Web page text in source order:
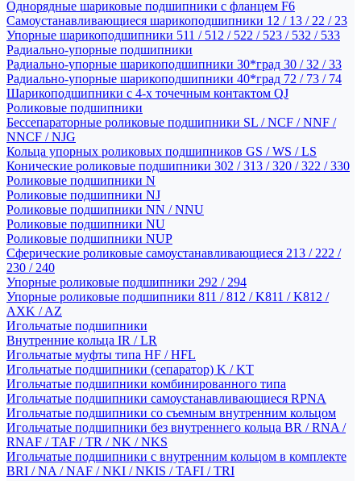
Однорядные шариковые подшипники с фланцем F6
Самоустанавливающиеся шарикоподшипники 12 / 13 / 22 / 23
Упорные шарикоподшипники 511 / 512 / 522 / 523 / 532 / 533
Радиально-упорные подшипники
Радиально-упорные шарикоподшипники 30*град 30 / 32 / 33
Радиально-упорные шарикоподшипники 40*град 72 / 73 / 74
Шарикоподшипники с 4-х точечным контактом QJ
Роликовые подшипники
Бессепараторные роликовые подшипники SL / NCF / NNF /
NNCF / NJG
Кольца упорных роликовых подшипников GS / WS / LS
Конические роликовые подшипники 302 / 313 / 320 / 322 / 330
Роликовые подшипники N
Роликовые подшипники NJ
Роликовые подшипники NN / NNU
Роликовые подшипники NU
Роликовые подшипники NUP
Сферические роликовые самоустанавливающиеся 213 / 222 /
230 / 240
Упорные роликовые подшипники 292 / 294
Упорные роликовые подшипники 811 / 812 / K811 / K812 /
AXK / AZ
Игольчатые подшипники
Внутренние кольца IR / LR
Игольчатые муфты типа HF / HFL
Игольчатые подшипники (сепаратор) K / KT
Игольчатые подшипники комбинированного типа
Игольчатые подшипники самоустанавливающиеся RPNA
Игольчатые подшипники со съемным внутренним кольцом
Игольчатые подшипники без внутреннего кольца BR / RNA /
RNAF / TAF / TR / NK / NKS
Игольчатые подшипники с внутренним кольцом в комплекте
BRI / NA / NAF / NKI / NKIS / TAFI / TRI